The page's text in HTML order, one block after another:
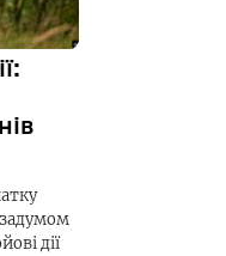
задумом
дії